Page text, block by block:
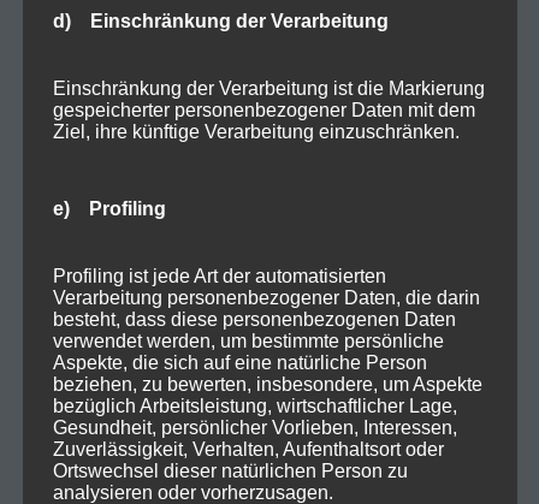
d) Einschränkung der Verarbeitung
Einschränkung der Verarbeitung ist die Markierung
gespeicherter personenbezogener Daten mit dem
Ziel, ihre künftige Verarbeitung einzuschränken.
e) Profiling
Profiling ist jede Art der automatisierten
Verarbeitung personenbezogener Daten, die darin
besteht, dass diese personenbezogenen Daten
verwendet werden, um bestimmte persönliche
Aspekte, die sich auf eine natürliche Person
beziehen, zu bewerten, insbesondere, um Aspekte
bezüglich Arbeitsleistung, wirtschaftlicher Lage,
Gesundheit, persönlicher Vorlieben, Interessen,
Zuverlässigkeit, Verhalten, Aufenthaltsort oder
Ortswechsel dieser natürlichen Person zu
analysieren oder vorherzusagen.